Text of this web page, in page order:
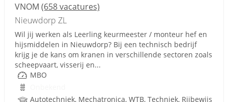
VNOM (658 vacatures)
Nieuwdorp ZL
Wil jij werken als Leerling keurmeester / monteur hef en
hijsmiddelen in Nieuwdorp? Bij een technisch bedrijf
krijg je de kans om kranen in verschillende sectoren zoals
scheepvaart, visserij en...
MBO
Autotechniek, Mechatronica, WTB, Techniek, Rijbewijs